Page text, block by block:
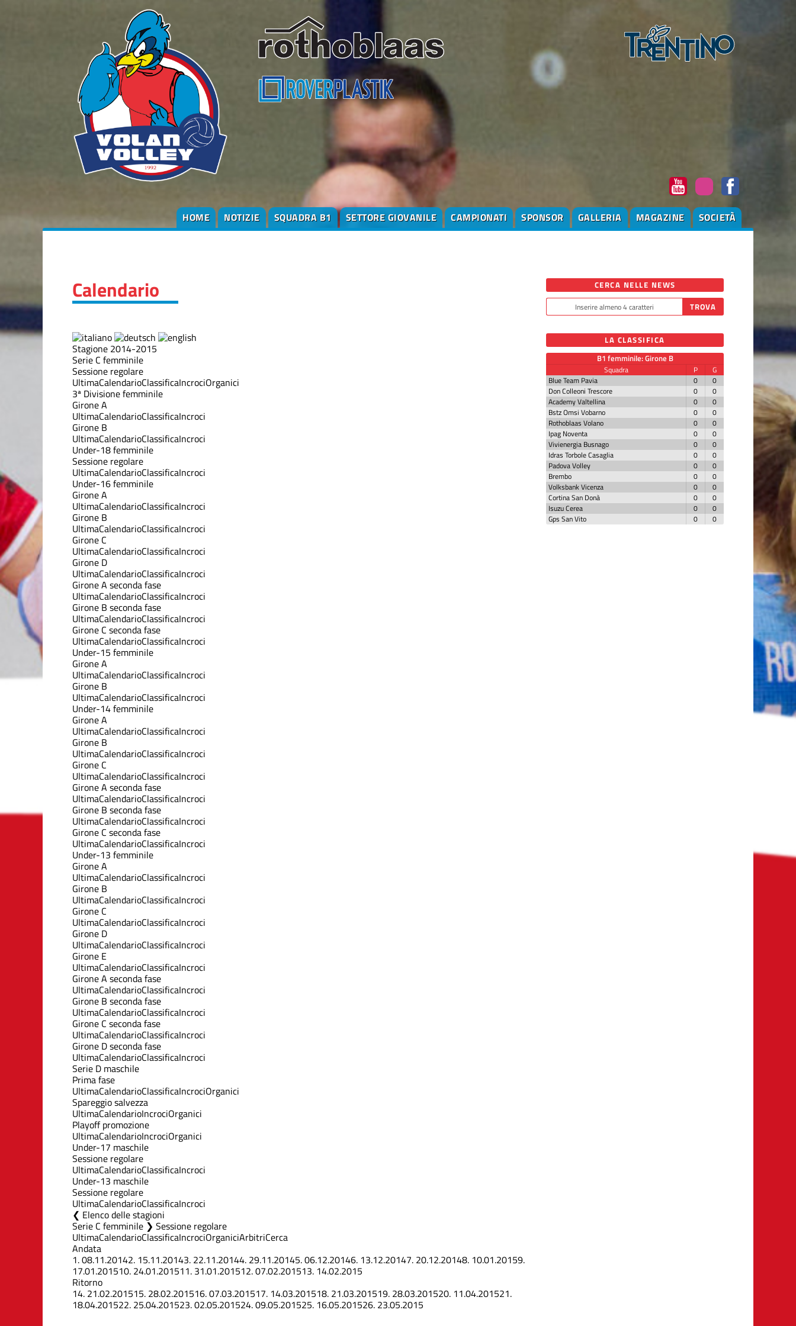
HOME NOTIZIE SQUADRA B1 SETTORE GIOVANILE CAMPIONATI SPONSOR GALLERIA MAGAZINE SOCIETÀ
Calendario
Stagione 2014-2015
Serie C femminile
Sessione regolare
UltimaCalendarioClassificaIncrociOrganici
3ª Divisione femminile
Girone A
UltimaCalendarioClassificaIncroci
Girone B
UltimaCalendarioClassificaIncroci
Under-18 femminile
Sessione regolare
UltimaCalendarioClassificaIncroci
Under-16 femminile
Girone A
UltimaCalendarioClassificaIncroci
Girone B
UltimaCalendarioClassificaIncroci
Girone C
UltimaCalendarioClassificaIncroci
Girone D
UltimaCalendarioClassificaIncroci
Girone A seconda fase
UltimaCalendarioClassificaIncroci
Girone B seconda fase
UltimaCalendarioClassificaIncroci
Girone C seconda fase
UltimaCalendarioClassificaIncroci
Under-15 femminile
Girone A
UltimaCalendarioClassificaIncroci
Girone B
UltimaCalendarioClassificaIncroci
Under-14 femminile
Girone A
UltimaCalendarioClassificaIncroci
Girone B
UltimaCalendarioClassificaIncroci
Girone C
UltimaCalendarioClassificaIncroci
Girone A seconda fase
UltimaCalendarioClassificaIncroci
Girone B seconda fase
UltimaCalendarioClassificaIncroci
Girone C seconda fase
UltimaCalendarioClassificaIncroci
Under-13 femminile
Girone A
UltimaCalendarioClassificaIncroci
Girone B
UltimaCalendarioClassificaIncroci
Girone C
UltimaCalendarioClassificaIncroci
Girone D
UltimaCalendarioClassificaIncroci
Girone E
UltimaCalendarioClassificaIncroci
Girone A seconda fase
UltimaCalendarioClassificaIncroci
Girone B seconda fase
UltimaCalendarioClassificaIncroci
Girone C seconda fase
UltimaCalendarioClassificaIncroci
Girone D seconda fase
UltimaCalendarioClassificaIncroci
Serie D maschile
Prima fase
UltimaCalendarioClassificaIncrociOrganici
Spareggio salvezza
UltimaCalendarioIncrociOrganici
Playoff promozione
UltimaCalendarioIncrociOrganici
Under-17 maschile
Sessione regolare
UltimaCalendarioClassificaIncroci
Under-13 maschile
Sessione regolare
UltimaCalendarioClassificaIncroci
Elenco delle stagioni
Serie C femminile ❯ Sessione regolare
UltimaCalendarioClassificaIncrociOrganiciArbitriCerca
Andata
1.08.11.20142. 15.11.20143. 22.11.20144. 29.11.20145.06.12.20146. 13.12.20147. 20.12.20148. 10.01.20159.
17.01.201510. 24.01.201511. 31.01.201512.07.02.201513. 14.02.2015
Ritorno
14. 21.02.201515. 28.02.201516.07.03.201517. 14.03.201518. 21.03.201519. 28.03.201520. 11.04.201521.
18.04.201522. 25.04.201523.02.05.201524.09.05.201525. 16.05.201526. 23.05.2015
CERCA NELLE NEWS
LA CLASSIFICA
B1 femminile: Girone B
Squadra P
G
Blue Team Pavia
0
0
Don Colleoni Trescore
0
0
Academy Valtellina
0
0
Bstz Omsi Vobarno
0
0
Rothoblaas Volano
0
0
Ipag Noventa
0
0
Vivienergia Busnago
0
0
Idras Torbole Casaglia
0
0
Padova Volley
0
0
Brembo
0
0
Volksbank Vicenza
0
0
Cortina San Donà
0
0
Isuzu Cerea
0
0
Gps San Vito
0 0